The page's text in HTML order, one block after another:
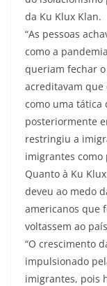
da Ku Klux Klan.
“As pessoas
como a
queriam fechar
acreditavam que
como uma tática
posteriormente
restringiu a
imigrantes como
Quanto à Ku
deveu ao medo
americanos que
voltassem ao
“O crescimento
impulsionado
imigrantes, pois